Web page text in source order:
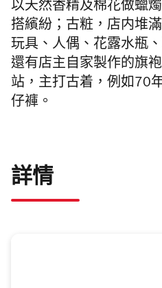
以天然香精及棉花做蠟
搭繽紛；古粧，店内堆
玩具、人偶、花露水瓶
還有店主自家製作的旗
站，主打古着，例如70
仔褲。
詳情